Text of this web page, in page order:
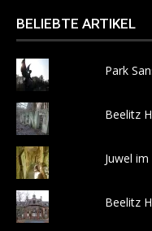
BELIEBTE ARTIKEL
Park
Beelitz
Juwel
Beelitz